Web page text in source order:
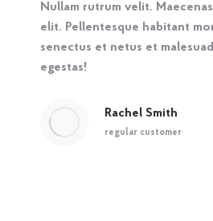
Rachel Smith
regular customer
Nullam rutrum velit.
elit. Pellentesque habitant
senectus et netus et
egestas!